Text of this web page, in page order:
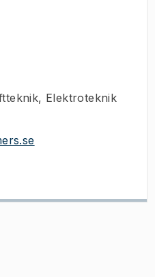
Elektroteknik